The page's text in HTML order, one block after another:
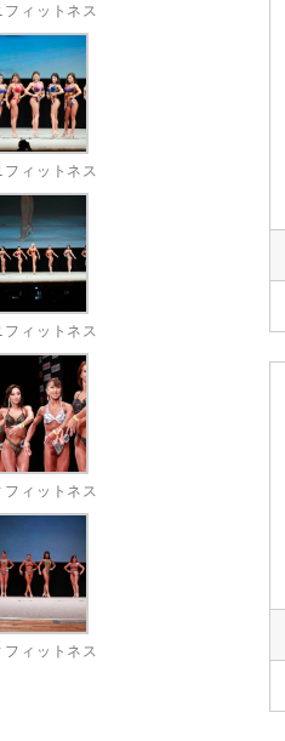
フィットネス
フィットネス
フィットネス
フィットネス
フィットネス